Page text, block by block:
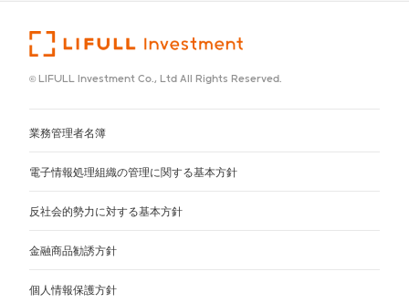
© LIFULL Investment Co., Ltd All Rights Reserved.
業務管理者名簿
電子情報処理組織の管理に関する基本方針
反社会的勢力に対する基本方針
金融商品勧誘方針
個人情報保護方針